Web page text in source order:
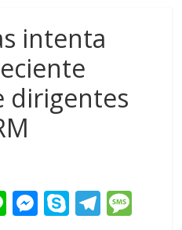
intenta
dirigentes
Li M S T